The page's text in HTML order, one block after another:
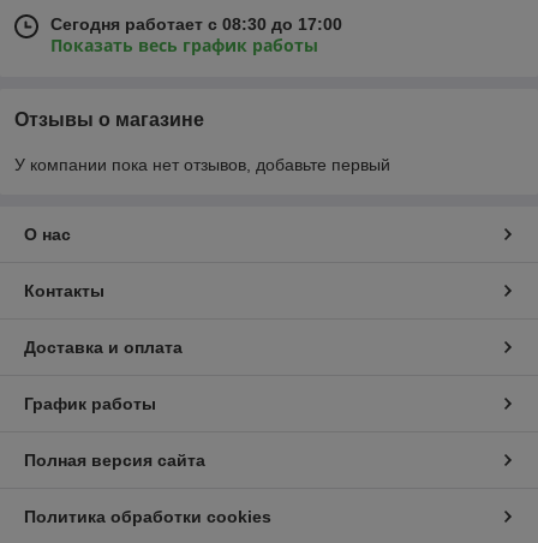
Сегодня работает с 08:30 до 17:00
Показать весь график работы
Отзывы о магазине
У компании пока нет отзывов, добавьте первый
О нас
Контакты
Доставка и оплата
График работы
Полная версия сайта
Политика обработки cookies